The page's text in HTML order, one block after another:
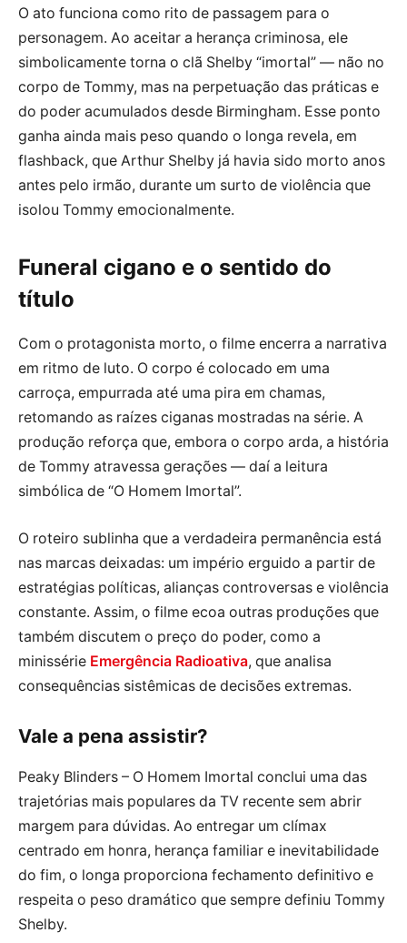
O ato funciona como rito de passagem para o
personagem. Ao aceitar a herança criminosa, ele
simbolicamente torna o clã Shelby “imortal” — não no
corpo de Tommy, mas na perpetuação das práticas e
do poder acumulados desde Birmingham. Esse ponto
ganha ainda mais peso quando o longa revela, em
flashback, que Arthur Shelby já havia sido morto anos
antes pelo irmão, durante um surto de violência que
isolou Tommy emocionalmente.
Funeral cigano e o sentido do
título
Com o protagonista morto, o filme encerra a narrativa
em ritmo de luto. O corpo é colocado em uma
carroça, empurrada até uma pira em chamas,
retomando as raízes ciganas mostradas na série. A
produção reforça que, embora o corpo arda, a história
de Tommy atravessa gerações — daí a leitura
simbólica de “O Homem Imortal”.
O roteiro sublinha que a verdadeira permanência está
nas marcas deixadas: um império erguido a partir de
estratégias políticas, alianças controversas e violência
constante. Assim, o filme ecoa outras produções que
também discutem o preço do poder, como a
minissérie Emergência Radioativa, que analisa
consequências sistêmicas de decisões extremas.
Vale a pena assistir?
Peaky Blinders – O Homem Imortal conclui uma das
trajetórias mais populares da TV recente sem abrir
margem para dúvidas. Ao entregar um clímax
centrado em honra, herança familiar e inevitabilidade
do fim, o longa proporciona fechamento definitivo e
respeita o peso dramático que sempre definiu Tommy
Shelby.